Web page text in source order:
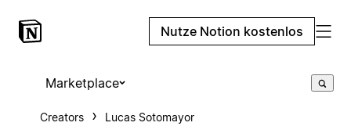
Nutze Notion kostenlos
Marketplace
Creators Lucas Sotomayor